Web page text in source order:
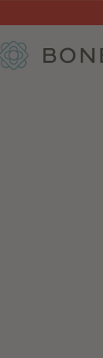
Bone & White